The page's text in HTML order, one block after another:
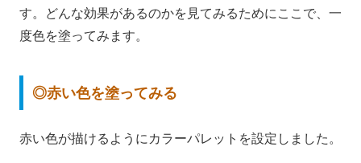
す。どんな効果があるのかを見てみるためにここで、一
度色を塗ってみます。
◎赤い色を塗ってみる
赤い色が描けるようにカラーパレットを設定しました。